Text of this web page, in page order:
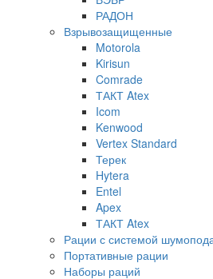
РАДОН
Взрывозащищенные
Motorola
Kirisun
Comrade
ТАКТ Atex
Icom
Kenwood
Vertex Standard
Терек
Hytera
Entel
Apex
ТАКТ Atex
Рации с системой
Портативные рации
Наборы раций